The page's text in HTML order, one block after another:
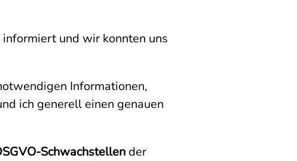
und wir konnten uns
Informationen,
ich generell einen genauen
Schwachstellen der